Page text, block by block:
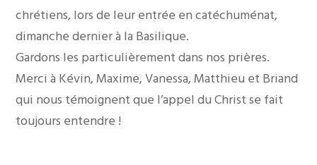
chrétiens, lors de leur entrée en catéchuménat,
dimanche dernier à la Basilique.
Gardons les particulièrement dans nos prières.
Merci à Kévin, Maxime, Vanessa, Matthieu et Briand
qui nous témoignent que l’appel du Christ se fait
toujours entendre !